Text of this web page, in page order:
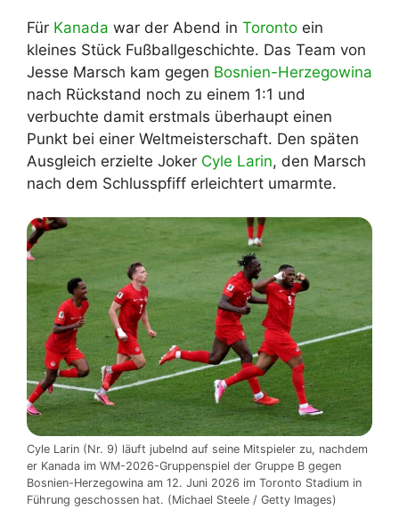
Für Kanada war der Abend in Toronto ein
kleines Stück Fußballgeschichte. Das Team von
Jesse Marsch kam gegen Bosnien-Herzegowina
nach Rückstand noch zu einem 1:1 und
verbuchte damit erstmals überhaupt einen
Punkt bei einer Weltmeisterschaft. Den späten
Ausgleich erzielte Joker Cyle Larin, den Marsch
nach dem Schlusspfiff erleichtert umarmte.
Cyle Larin (Nr. 9) läuft jubelnd auf seine Mitspieler zu, nachdem
er Kanada im WM-2026-Gruppenspiel der Gruppe B gegen
Bosnien-Herzegowina am 12. Juni 2026 im Toronto Stadium in
Führung geschossen hat. (Michael Steele / Getty Images)